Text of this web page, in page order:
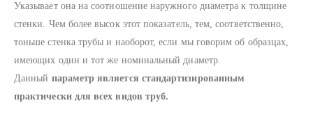
Указывает она на соотношение наружного диаметра к толщине
стенки. Чем более высок этот показатель, тем, соответственно,
тоньше стенка трубы и наоборот, если мы говорим об образцах,
имеющих один и тот же номинальный диаметр.
Данный параметр является стандартизированным
практически для всех видов труб.